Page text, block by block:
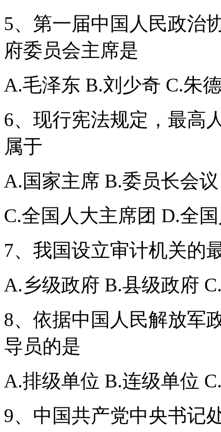
5、第一届中国人民政治
府委员会主席是
A.毛泽东 B.刘少奇 C.朱
6、现行宪法规定，最高
属于
A.国家主席 B.委员长会议
C.全国人大主席团 D.全
7、我国设立审计机关的
A.乡级政府 B.县级政府
8、依据中国人民解放军
导员的是
A.排级单位 B.连级单位
9、中国共产党中央书记